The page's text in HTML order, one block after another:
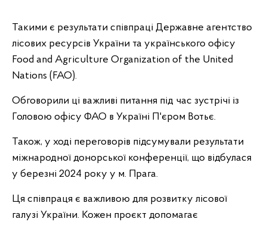
Такими є результати співпраці Державне агентство
лісових ресурсів України та українського офісу
Food and Agriculture Organization of the United
Nations (FAO).
Обговорили ці важливі питання під час зустрічі із
Головою офісу ФАО в Україні П'єром Вотьє.
Також, у ході переговорів підсумували результати
міжнародної донорської конференції, що відбулася
у березні 2024 року у м. Прага.
Ця співпраця є важливою для розвитку лісової
галузі України. Кожен проєкт допомагає